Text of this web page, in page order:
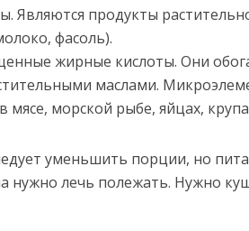
Являются продукты
фасоль).
жирные кислоты. Они
маслами.
мясе, морской рыбе, яйцах,
уменьшить порции, но
нужно лечь полежать. Нужно